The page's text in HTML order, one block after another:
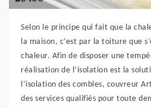
Selon le principe qui fait que la
la maison, c’est par la toiture que
chaleur. Afin de disposer une
réalisation de l’isolation est la
l’isolation des combles, couvreur
des services qualifiés pour toute